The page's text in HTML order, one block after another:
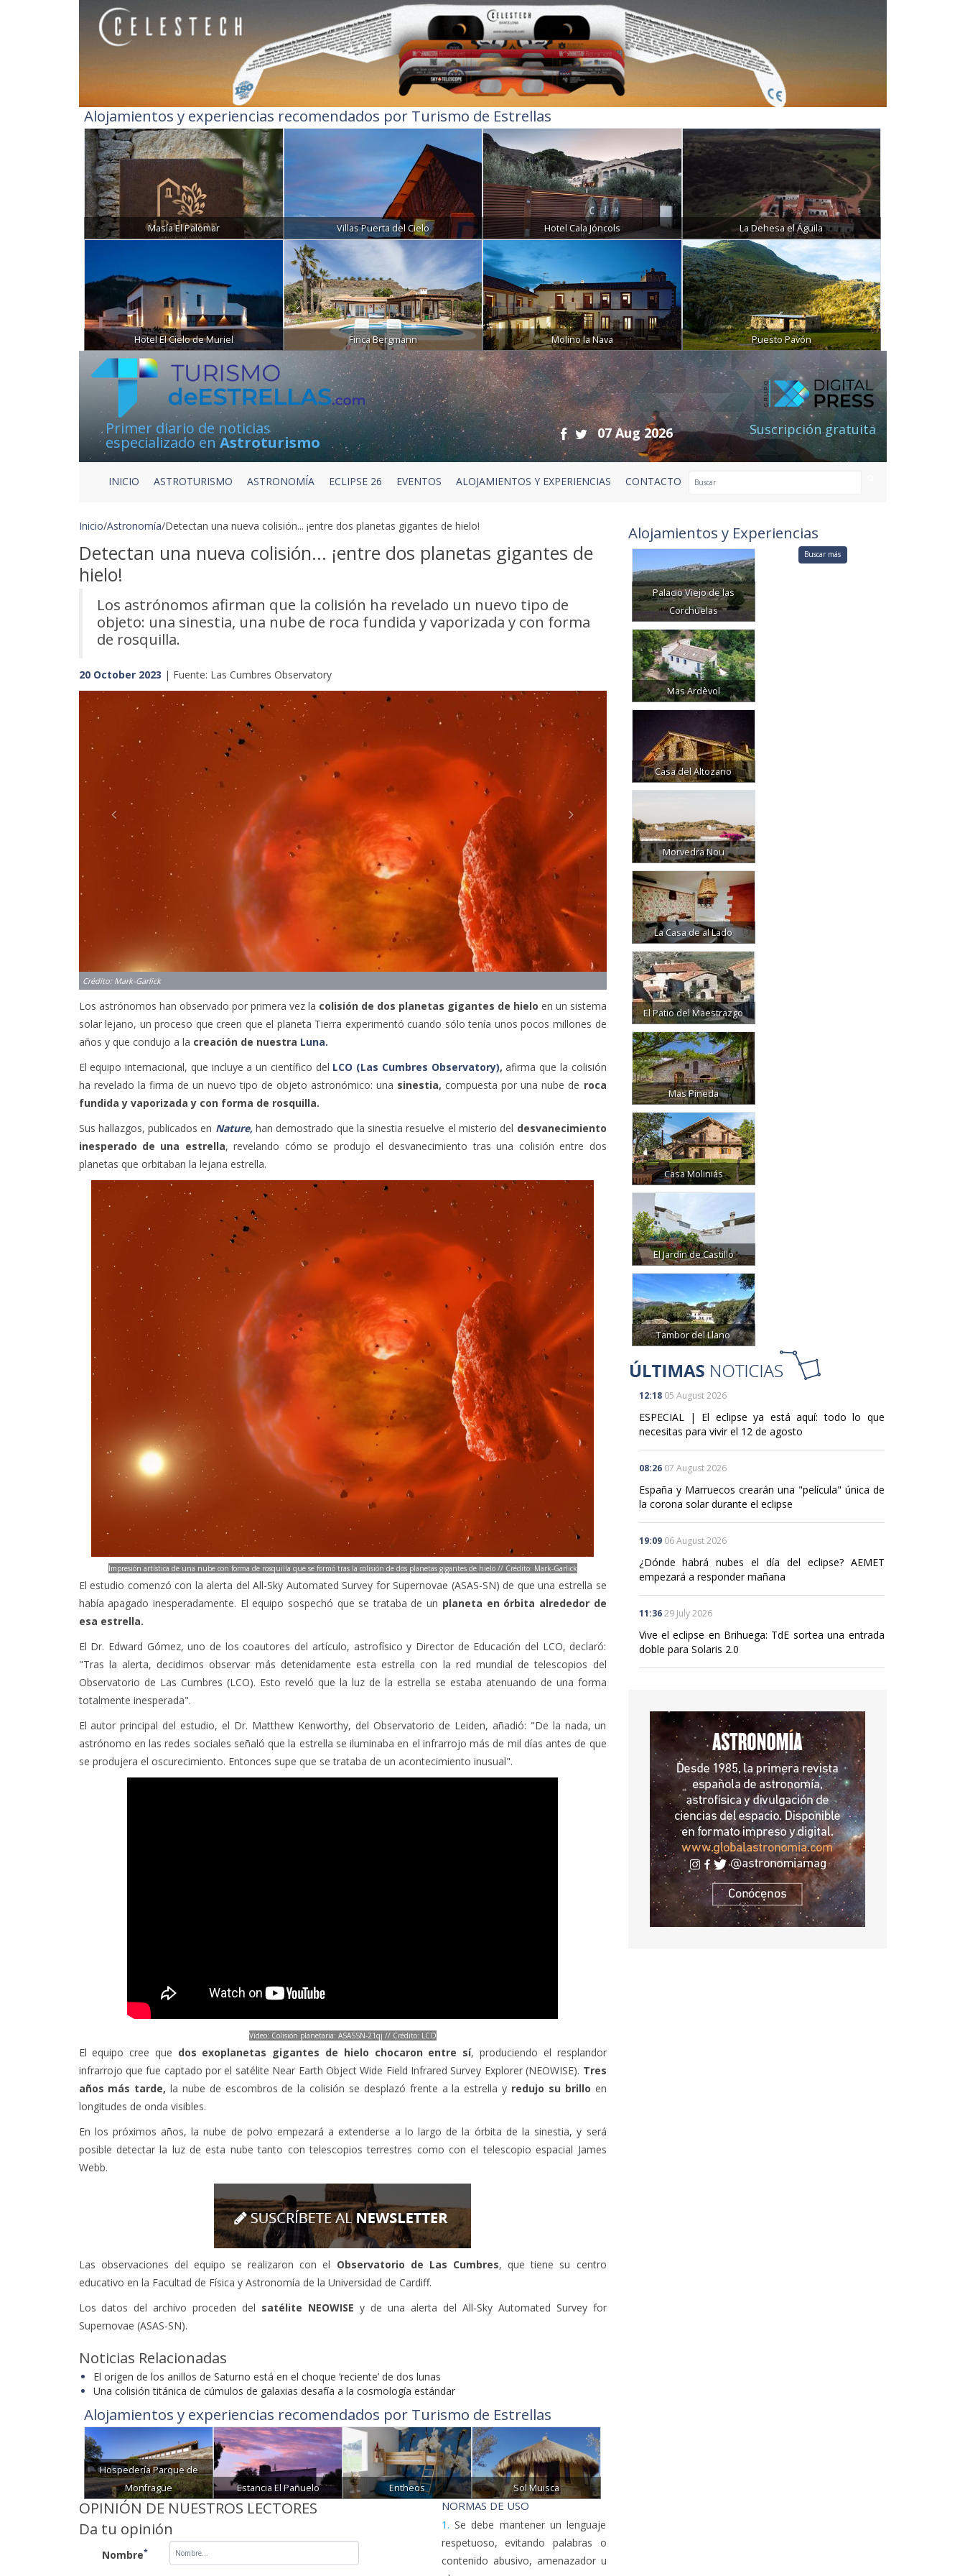
Alojamientos y experiencias recomendados por Turismo de Estrellas
Masía El Palomar Villas Puerta del Cielo Hotel Cala Jóncols La Dehesa el Águila
Hotel El Cielo de Muriel Finca Bergmann Molino la Nava Puesto Pavón
Primer diario de noticias
especializado enAstroturismo
07 Aug 2026 Suscripción gratuita
INICIO ASTROTURISMO ASTRONOMÍA ECLIPSE 26 EVENTOS ALOJAMIENTOS Y EXPERIENCIAS CONTACTO
Inicio/Astronomía/Detectan una nueva colisión... ¡entre dos planetas gigantes de hielo!
Detectan una nueva colisión... ¡entre dos planetas gigantes de
hielo!
Los astrónomos afirman que la colisión ha revelado un nuevo tipo de
objeto: una sinestia, una nube de roca fundida y vaporizada y con forma
de rosquilla.
20 October 2023 | Fuente: Las Cumbres Observatory
Crédito: Mark-Garlick
Previous Next
Los astrónomos han observado por primera vez la colisión de dos planetas gigantes de hielo en un sistema
solar lejano, un proceso que creen que el planeta Tierra experimentó cuando sólo tenía unos pocos millones de
años y que condujo a la creación de nuestra Luna.
El equipo internacional, que incluye a un científico del LCO (Las Cumbres Observatory), afirma que la colisión
ha revelado la firma de un nuevo tipo de objeto astronómico: una sinestia, compuesta por una nube de roca
fundida y vaporizada y con forma de rosquilla.
Sus hallazgos, publicados en Nature,han demostrado que la sinestia resuelve el misterio del desvanecimiento
inesperado de una estrella, revelando cómo se produjo el desvanecimiento tras una colisión entre dos
planetas que orbitaban la lejana estrella.
Impresión artística de una nube con forma de rosquilla que se formó tras la colisión de dos planetas gigantes de hielo // Crédito: Mark-Garlick
El estudio comenzó con la alerta del All-Sky Automated Survey for Supernovae (ASAS-SN) de que una estrella se
había apagado inesperadamente. El equipo sospechó que se trataba de un planeta en órbita alrededor de
esa estrella.
El Dr. Edward Gómez, uno de los coautores del artículo, astrofísico y Director de Educación del LCO, declaró:
"Tras la alerta, decidimos observar más detenidamente esta estrella con la red mundial de telescopios del
Observatorio de Las Cumbres (LCO). Esto reveló que la luz de la estrella se estaba atenuando de una forma
totalmente inesperada".
El autor principal del estudio, el Dr. Matthew Kenworthy, del Observatorio de Leiden, añadió: "De la nada, un
astrónomo en las redes sociales señaló que la estrella se iluminaba en el infrarrojo más de mil días antes de que
se produjera el oscurecimiento. Entonces supe que se trataba de un acontecimiento inusual".
Vídeo: Colisión planetaria: ASASSN-21qj // Crédito: LCO
El equipo cree que dos exoplanetas gigantes de hielo chocaron entre sí, produciendo el resplandor
infrarrojo que fue captado por el satélite Near Earth Object Wide Field Infrared Survey Explorer (NEOWISE). Tres
años más tarde, la nube de escombros de la colisión se desplazó frente a la estrella y redujo su brillo en
longitudes de onda visibles.
En los próximos años, la nube de polvo empezará a extenderse a lo largo de la órbita de la sinestia, y será
posible detectar la luz de esta nube tanto con telescopios terrestres como con el telescopio espacial James
Webb.
Las observaciones del equipo se realizaron con el Observatorio de Las Cumbres, que tiene su centro
educativo en la Facultad de Física y Astronomía de la Universidad de Cardiff.
Los datos del archivo proceden del satélite NEOWISE y de una alerta del All-Sky Automated Survey for
Supernovae (ASAS-SN).
Noticias Relacionadas
El origen de los anillos de Saturno está en el choque ‘reciente’ de dos lunas
Una colisión titánica de cúmulos de galaxias desafía a la cosmología estándar
Alojamientos y experiencias recomendados por Turismo de Estrellas
Hospedería Parque de
Monfragüe
Estancia El Pañuelo Entheos Sol Muisca
OPINIÓN DE NUESTROS LECTORES
Da tu opinión
Nombre*
NORMAS DE USO
1. Se debe mantener un lenguaje
respetuoso, evitando palabras o
contenido abusivo, amenazador u
Alojamientos y Experiencias
Palacio Viejo de las
Corchuelas
Mas Ardèvol
Casa del Altozano
Morvedra Nou
La Casa de al Lado
El Patio del Maestrazgo
Mas Pineda
Casa Moliniás
El Jardín de Castillo
Tambor del Llano
Buscar más
12:18 05 August 2026
ESPECIAL | El eclipse ya está aquí: todo lo que
necesitas para vivir el 12 de agosto
08:26 07 August 2026
España y Marruecos crearán una "película" única de
la corona solar durante el eclipse
19:09 06 August 2026
¿Dónde habrá nubes el día del eclipse? AEMET
empezará a responder mañana
11:36 29 July 2026
Vive el eclipse en Brihuega: TdE sortea una entrada
doble para Solaris 2.0